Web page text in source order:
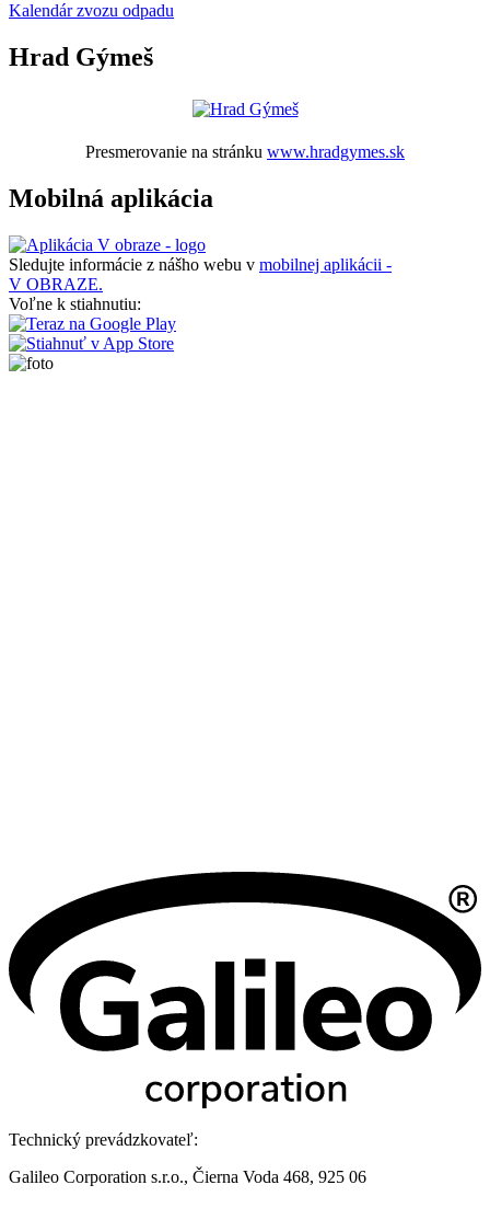
Kalendár zvozu odpadu
Hrad Gýmeš
Presmerovanie na stránku www.hradgymes.sk
Mobilná aplikácia
Sledujte informácie z nášho webu v mobilnej aplikácii -
V OBRAZE.
Voľne k stiahnutiu:
Technický prevádzkovateľ:
Galileo Corporation s.r.o., Čierna Voda 468, 925 06